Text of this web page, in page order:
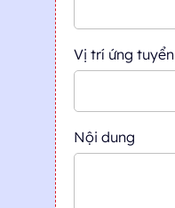
Vị trí ứng tuyển
Nội dung